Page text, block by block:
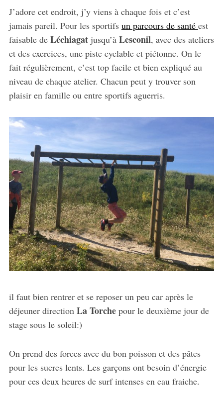
J’adore cet endroit, j’y viens à chaque fois et c’est
jamais pareil. Pour les sportifs un parcours de santé est
faisable de Léchiagatjusqu’à Lesconil, avec des ateliers
et des exercices, une piste cyclable et piétonne. On le
fait régulièrement, c’est top facile et bien expliqué au
niveau de chaque atelier. Chacun peut y trouver son
plaisir en famille ou entre sportifs aguerris.
il faut bien rentrer et se reposer un peu car après le
déjeuner direction La Torchepour le deuxième jour de
stage sous le soleil:)
On prend des forces avec du bon poisson et des pâtes
pour les sucres lents. Les garçons ont besoin d’énergie
pour ces deux heures de surf intenses en eau fraiche.